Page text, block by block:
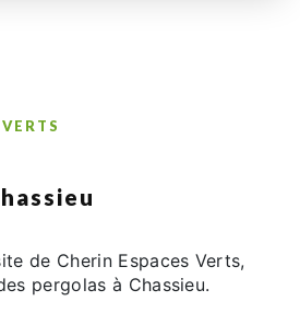
de Cherin Espaces Verts,
pergolas à Chassieu.